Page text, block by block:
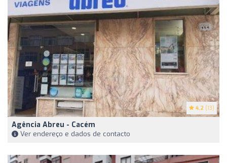
4.2 (13)
Agência Abreu - Cacém
Ver endereço e dados de contacto